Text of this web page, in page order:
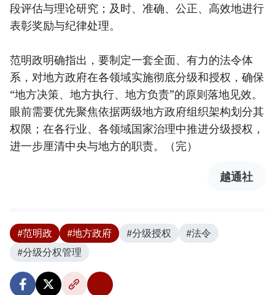
段评估与理论研究；及时、准确、公正、高效地进行
表彰奖励与纪律处理。
范明政明确指出，要制定一套全面、有力的法令体
系，对地方政府在各领域实施彻底分级和授权，确保
“地方决策、地方执行、地方负责”的原则落地见效。
眼前需要优先聚焦依据两级地方政府组织架构划分其
权限；在各行业、各领域国家治理中推进分级授权，
进一步厘清中央与地方的职责。（完）
越通社
#范明政 #地方政府 #分级授权
#法令
#分级分权管理